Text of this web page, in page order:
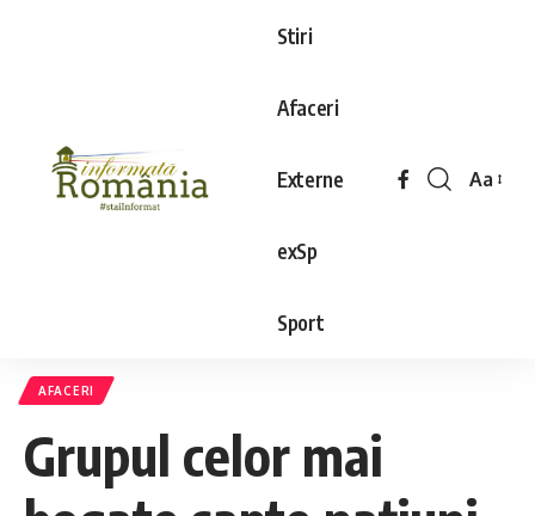
Stiri
Afaceri
Externe
exSp
Sport
Aa
AFACERI
Grupul celor mai